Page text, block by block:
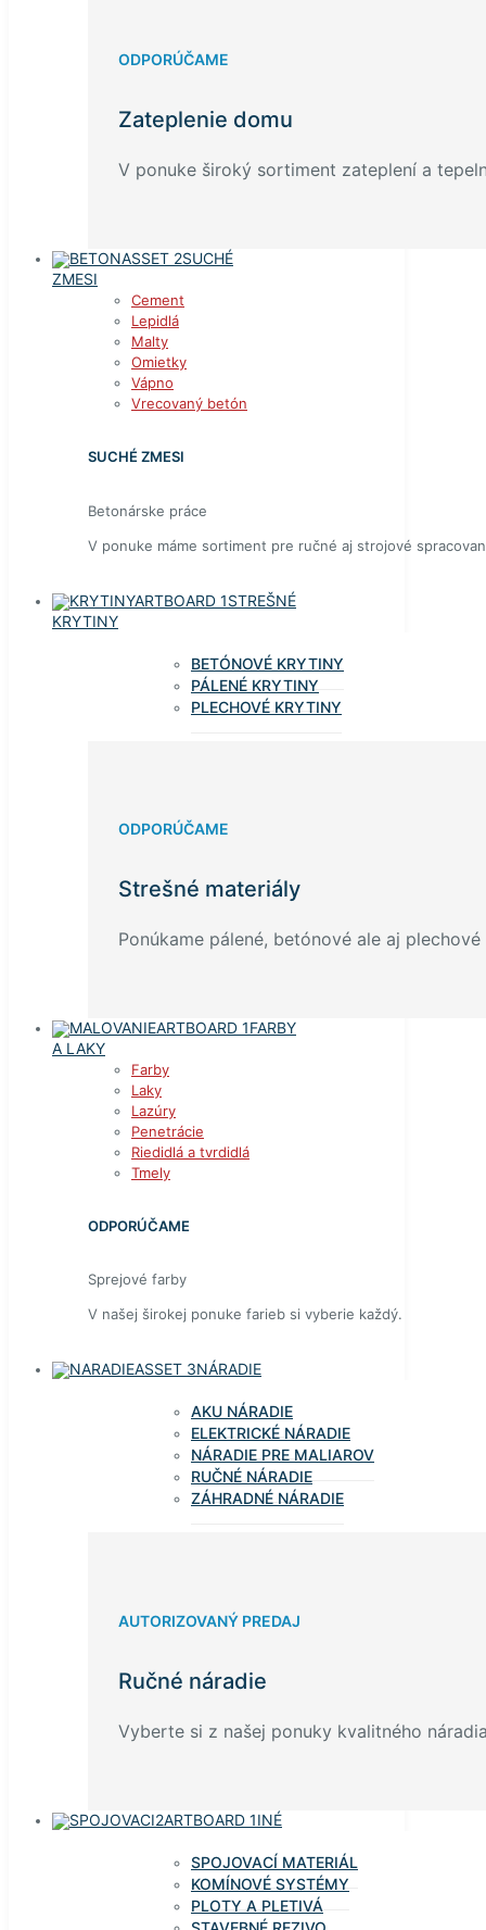
ODPORÚČAME
Zateplenie domu
V ponuke široký sortiment zateplení a
SUCHÉ
ZMESI
Cement
Lepidlá
Malty
Omietky
Vápno
Vrecovaný betón
SUCHÉ ZMESI
Betonárske práce
V ponuke máme sortiment pre ručné aj strojové
STREŠNÉ
KRYTINY
BETÓNOVÉ KRYTINY
PÁLENÉ KRYTINY
PLECHOVÉ KRYTINY
ODPORÚČAME
Strešné materiály
Ponúkame pálené, betónové ale aj
FARBY
A LAKY
Farby
Laky
Lazúry
Penetrácie
Riedidlá a tvrdidlá
Tmely
ODPORÚČAME
Sprejové farby
V našej širokej ponuke farieb si vyberie každý.
NÁRADIE
AKU NÁRADIE
ELEKTRICKÉ NÁRADIE
NÁRADIE PRE MALIAROV
RUČNÉ NÁRADIE
ZÁHRADNÉ NÁRADIE
AUTORIZOVANÝ PREDAJ
Ručné náradie
Vyberte si z našej ponuky kvalitného
INÉ
SPOJOVACÍ MATERIÁL
KOMÍNOVÉ SYSTÉMY
PLOTY A PLETIVÁ